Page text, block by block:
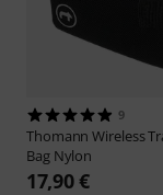
9
ThomannWireless
Bag Nylon
17,90 €